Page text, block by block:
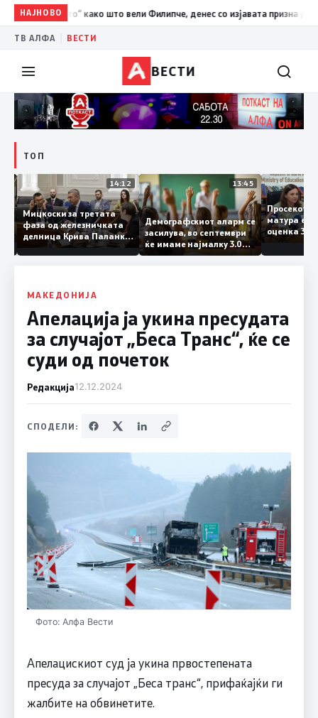
НАЈНОВО10:37ВМРО-ДПМНЕ: „Детето“ како што вели Филипче, денес
ТВ АЛФА ВЕСТИ
ВЕСТИ
ТОП
15:20 14:12
Мицкоски за третата
фаза од железничката
делница Крива Паланка
– Деве Баир: Проектот
нема да заврши на
целина
13:45
Демографскиот аларм се
засилува, во септември
ќе имаме најмалку 3.000
првачиња помалку
матура
оценка
МАКЕДОНИЈА
Апелација ја укина пресудата
за случајот „Беса Транс“, ќе се
суди од почеток
Редакција12.12.2024
СПОДЕЛИ:
Фото: Алфа Вести
Апелацискиот суд ја укина првостепената
пресуда за случајот „Беса транс“, прифаќајќи ги
жалбите на обвинетите.